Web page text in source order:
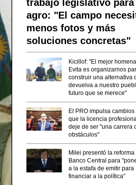
trabajo legislativo para
agro: "El campo
menos fotos y más
soluciones concretas"
Kicillof: "El mejor
Evita es organizarnos
construir una alternativa
devuelva a nuestro
futuro que se merece"
El PRO impulsa cambios
que la licencia
deje de ser "una carrera
obstáculos"
Milei presentó la reforma
Banco Central para
a la estafa de emitir para
financiar a la política"